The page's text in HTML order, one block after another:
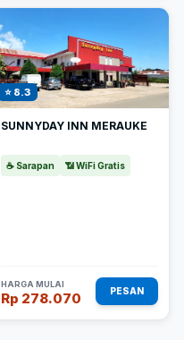
⭐ 8.3
SUNNYDAY INN MERAUKE
☕ Sarapan 📶 WiFi Gratis
HARGA MULAI
Rp 278.070 PESAN